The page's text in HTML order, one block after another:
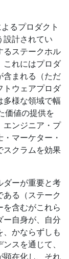
るプロダクト
設計されてい
るステークホル
これにはプロダ
含まれる（ただ
トウェアプロダ
多様な領域で幅
価値の提供を
エンジニア・プ
マーケター・
スクラムを効果
ダーが重要と考
る（ステーク
含むがこれら
ー自身が、自分
かならずしも
スを通じて、
顕在化し、それ